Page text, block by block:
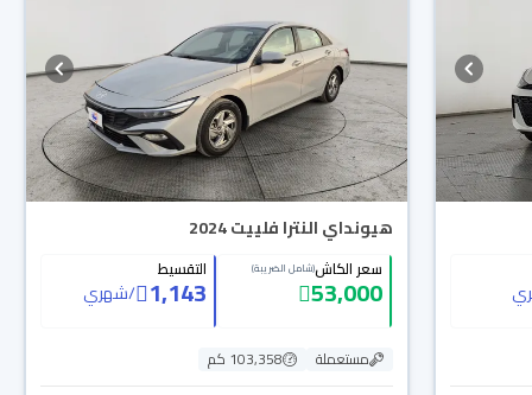
هيونداي النترا فلييت 2024
سعر الكاش(شامل الضريبة)
53,000
التقسيط
1,143
/شهري
مستعملة
103,358 كم